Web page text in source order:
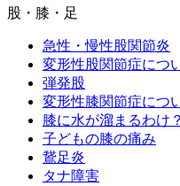
股・膝・足
急性・慢性股関節炎
変形性股関節症につ
弾発股
変形性膝関節症につ
膝に水が溜まるわけ？
子どもの膝の痛み
鵞足炎
タナ障害